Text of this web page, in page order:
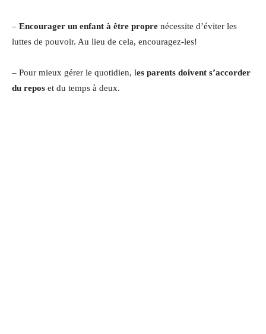
– Encourager un enfant à être propre nécessite d’éviter les
luttes de pouvoir. Au lieu de cela, encouragez-les!
– Pour mieux gérer le quotidien, les parents doivent s’accorder
du repos et du temps à deux.